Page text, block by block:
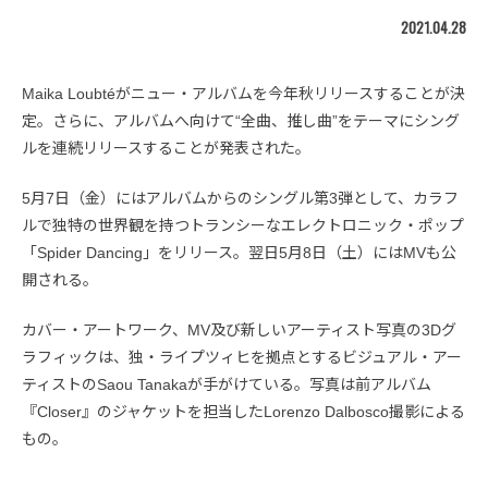
2021.04.28
Maika Loubtéがニュー・アルバムを今年秋リリースすることが決
定。さらに、アルバムへ向けて“全曲、推し曲”をテーマにシング
ルを連続リリースすることが発表された。
5月7日（金）にはアルバムからのシングル第3弾として、カラフ
ルで独特の世界観を持つトランシーなエレクトロニック・ポップ
「Spider Dancing」をリリース。翌日5月8日（土）にはMVも公
開される。
カバー・アートワーク、MV及び新しいアーティスト写真の3Dグ
ラフィックは、独・ライプツィヒを拠点とするビジュアル・アー
ティストのSaou Tanakaが手がけている。写真は前アルバム
『Closer』のジャケットを担当したLorenzo Dalbosco撮影による
もの。